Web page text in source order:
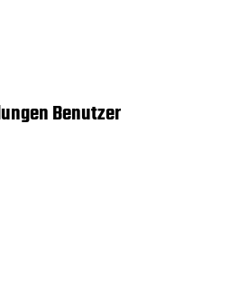
Benutzer